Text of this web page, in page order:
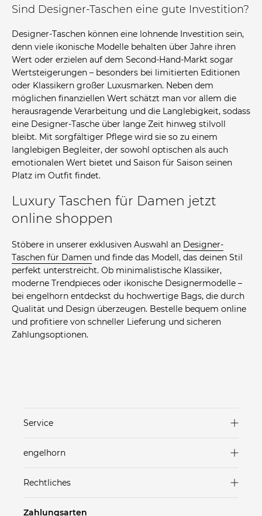
Sind Designer-Taschen eine gute Investition?
Designer-Taschen können eine lohnende Investition sein,
denn viele ikonische Modelle behalten über Jahre ihren
Wert oder erzielen auf dem Second-Hand-Markt sogar
Wertsteigerungen – besonders bei limitierten Editionen
oder Klassikern großer Luxusmarken. Neben dem
möglichen finanziellen Wert schätzt man vor allem die
herausragende Verarbeitung und die Langlebigkeit, sodass
eine Designer-Tasche über lange Zeit hinweg stilvoll
bleibt. Mit sorgfältiger Pflege wird sie so zu einem
langlebigen Begleiter, der sowohl optischen als auch
emotionalen Wert bietet und Saison für Saison seinen
Platz im Outfit findet.
Luxury Taschen für Damen jetzt
online shoppen
Stöbere in unserer exklusiven Auswahl an Designer-
Taschen für Damen und finde das Modell, das deinen Stil
perfekt unterstreicht. Ob minimalistische Klassiker,
moderne Trendpieces oder ikonische Designermodelle –
bei engelhorn entdeckst du hochwertige Bags, die durch
Qualität und Design überzeugen. Bestelle bequem online
und profitiere von schneller Lieferung und sicheren
Zahlungsoptionen.
Service
Rücksendungen
FAQ
engelhorn
Rechtliches
Zahlungsarten